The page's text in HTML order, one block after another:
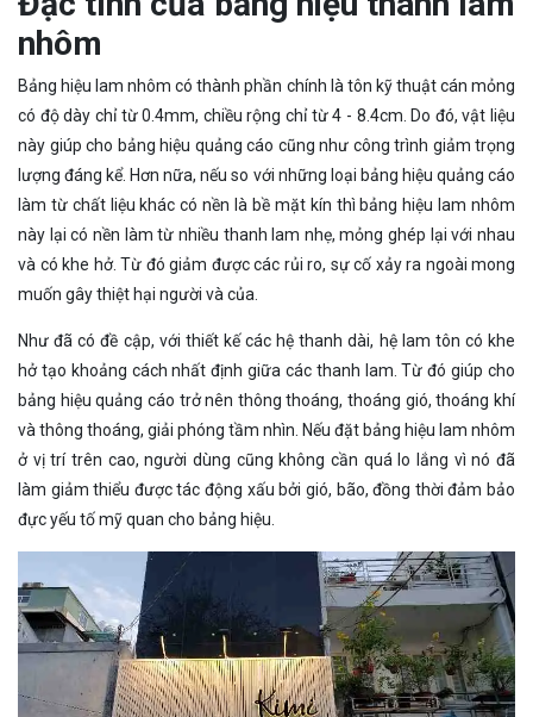
nhôm
Bảng hiệu lam nhôm có thành phần chính là tôn kỹ thuật cán mỏng
có độ dày chỉ từ 0.4mm, chiều rộng chỉ từ 4 - 8.4cm. Do đó, vật liệu
này giúp cho bảng hiệu quảng cáo cũng như công trình giảm trọng
lượng đáng kể. Hơn nữa, nếu so với những loại bảng hiệu quảng cáo
làm từ chất liệu khác có nền là bề mặt kín thì bảng hiệu lam nhôm
này lại có nền làm từ nhiều thanh lam nhẹ, mỏng ghép lại với nhau
và có khe hở. Từ đó giảm được các rủi ro, sự cố xảy ra ngoài mong
muốn gây thiệt hại người và của.
Như đã có đề cập, với thiết kế các hệ thanh dài, hệ lam tôn có khe
hở tạo khoảng cách nhất định giữa các thanh lam. Từ đó giúp cho
bảng hiệu quảng cáo trở nên thông thoáng, thoáng gió, thoáng khí
và thông thoáng, giải phóng tầm nhìn. Nếu đặt bảng hiệu lam nhôm
ở vị trí trên cao, người dùng cũng không cần quá lo lắng vì nó đã
làm giảm thiểu được tác động xấu bởi gió, bão, đồng thời đảm bảo
đực yếu tố mỹ quan cho bảng hiệu.